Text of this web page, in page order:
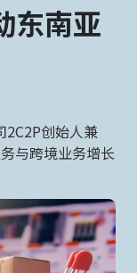
东南亚
创始人兼
与跨境业务增长